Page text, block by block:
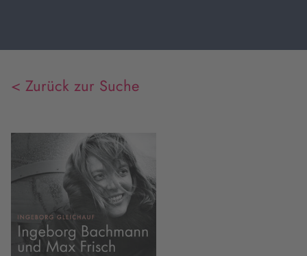
< Zurück zur Suche